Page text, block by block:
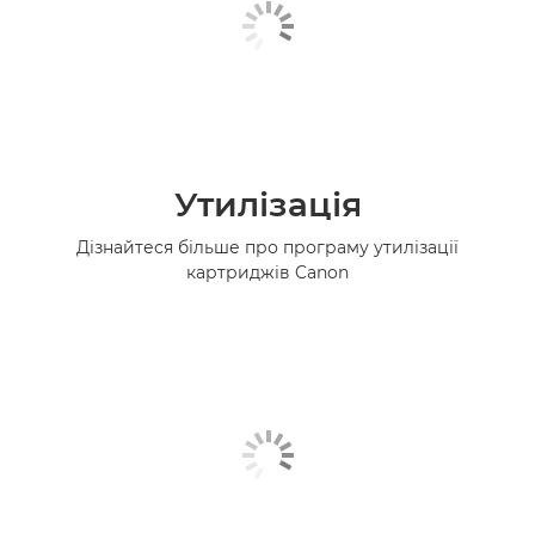
Утилізація
Дізнайтеся більше про програму утилізації
картриджів Canon